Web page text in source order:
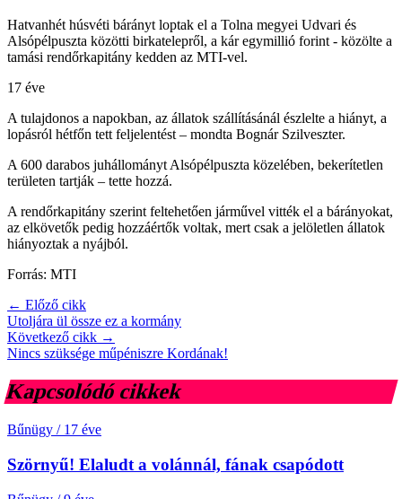
Hatvanhét húsvéti bárányt loptak el a Tolna megyei Udvari és
Alsópélpuszta közötti birkatelepről, a kár egymillió forint - közölte a
tamási rendőrkapitány kedden az MTI-vel.
17 éve
A tulajdonos a napokban, az állatok szállításánál észlelte a hiányt, a
lopásról hétfőn tett feljelentést – mondta Bognár Szilveszter.
A 600 darabos juhállományt Alsópélpuszta közelében, bekerítetlen
területen tartják – tette hozzá.
A rendőrkapitány szerint feltehetően járművel vitték el a bárányokat,
az elkövetők pedig hozzáértők voltak, mert csak a jelöletlen állatok
hiányoztak a nyájból.
Forrás: MTI
← Előző cikk
Utoljára ül össze ez a kormány
Következő cikk →
Nincs szüksége műpéniszre Kordának!
Kapcsolódó cikkek
Bűnügy / 17 éve
Szörnyű! Elaludt a volánnál, fának csapódott